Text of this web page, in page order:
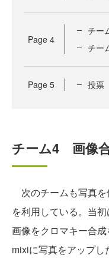
Page 4
チー
チー
Page 5 投票
チーム4 画像
次のチームも写真を
を利用している。当
画像をクロマキー合成
mixiに写真をアップし